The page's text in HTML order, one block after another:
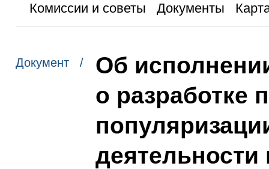
Комиссии и советы
Документы
Документ /
Об
о разработке
деятельности